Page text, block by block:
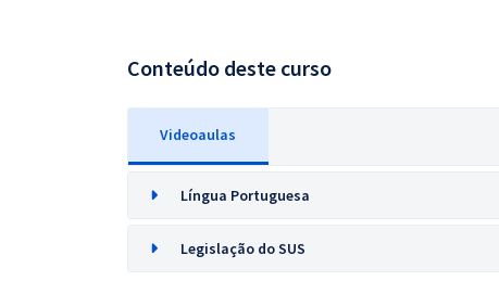
Conteúdo deste curso
Videoaulas
Língua Portuguesa
Legislação do SUS